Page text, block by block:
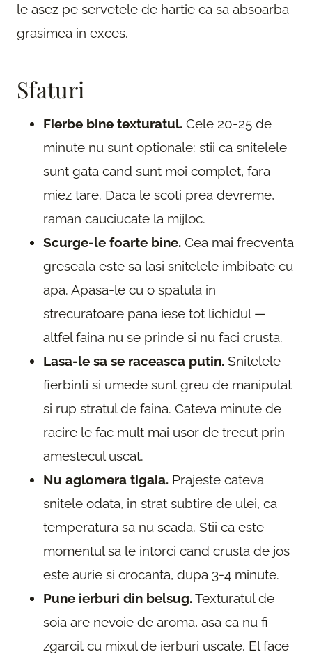
le asez pe servetele de hartie ca sa absoarba
grasimea in exces.
Sfaturi
Fierbe bine texturatul. Cele 20-25 de
minute nu sunt optionale: stii ca snitelele
sunt gata cand sunt moi complet, fara
miez tare. Daca le scoti prea devreme,
raman cauciucate la mijloc.
Scurge-le foarte bine. Cea mai frecventa
greseala este sa lasi snitelele imbibate cu
apa. Apasa-le cu o spatula in
strecuratoare pana iese tot lichidul —
altfel faina nu se prinde si nu faci crusta.
Lasa-le sa se raceasca putin. Snitelele
fierbinti si umede sunt greu de manipulat
si rup stratul de faina. Cateva minute de
racire le fac mult mai usor de trecut prin
amestecul uscat.
Nu aglomera tigaia. Prajeste cateva
snitele odata, in strat subtire de ulei, ca
temperatura sa nu scada. Stii ca este
momentul sa le intorci cand crusta de jos
este aurie si crocanta, dupa 3-4 minute.
Pune ierburi din belsug.Texturatul de
soia are nevoie de aroma, asa ca nu fi
zgarcit cu mixul de ierburi uscate. El face